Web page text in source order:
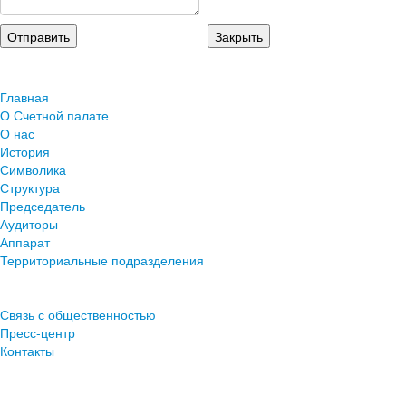
Главная
О Счетной палате
О нас
История
Символика
Структура
Председатель
Аудиторы
Аппарат
Территориальные подразделения
Связь с общественностью
Пресс-центр
Контакты